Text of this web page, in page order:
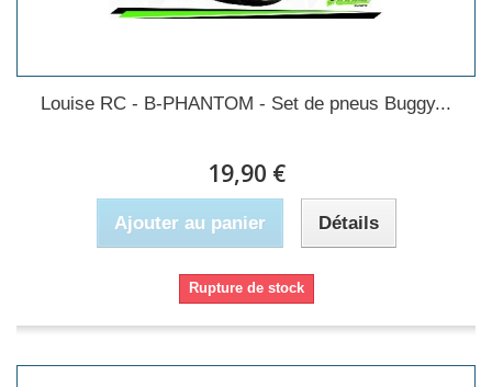
Louise RC - B-PHANTOM - Set de pneus Buggy...
19,90 €
Ajouter au panier Détails
Rupture de stock